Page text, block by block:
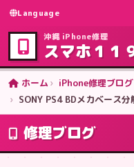
Language
沖縄 iPhone修理
スマホ１１
ホーム
iPhone修理ブログ
SONY PS4 BDメカベース
修理ブログ